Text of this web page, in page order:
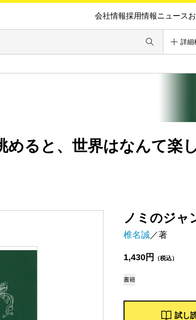
会社情報採用情報ニュース
詳細
ノミのジャ
椎名誠／著
1,430円 （税込）
書籍
試し
めると、世界はなんて楽